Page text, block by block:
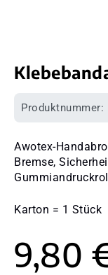
Produktnummer:
Awotex-
Bremse,
Karton = 1 Stück
9,80